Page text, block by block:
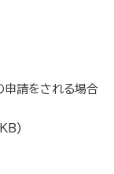
申請をされる場合